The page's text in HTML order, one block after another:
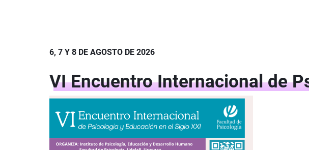
6, 7 Y 8 DE AGOSTO DE 2026
VI Encuentro Internacional de